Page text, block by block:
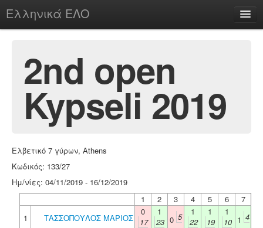
Ελληνικά ΕΛΟ
chesstu.be @ discord
Login
2nd open
Kypseli 2019
Ελβετικό 7 γύρων, Athens
Κωδικός: 133/27
Ημ/νίες: 04/11/2019 - 16/12/2019
1
2 3 4 5 6
7
1
ΤΑΣΣΟΠΟΥΛΟΣ ΜΑΡΙΟΣ
0
17
1
23 0 5
1
22
1
19
1
10 1 4